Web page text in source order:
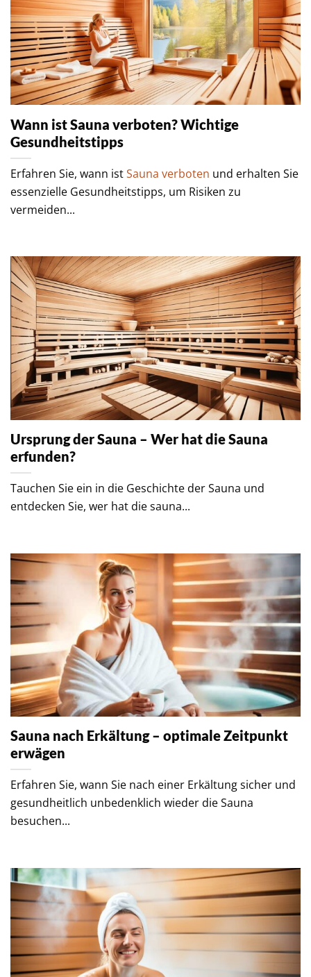
Wann ist Sauna verboten? Wichtige
Gesundheitstipps
Erfahren Sie, wann istSauna verboten und erhalten Sie
essenzielle Gesundheitstipps, um Risiken zu
vermeiden...
Ursprung der Sauna – Wer hat die Sauna
erfunden?
Tauchen Sie ein in die Geschichte der Sauna und
entdecken Sie, wer hat die sauna...
Sauna nach Erkältung – optimale Zeitpunkt
erwägen
Erfahren Sie, wann Sie nach einer Erkältung sicher und
gesundheitlich unbedenklich wieder die Sauna
besuchen...